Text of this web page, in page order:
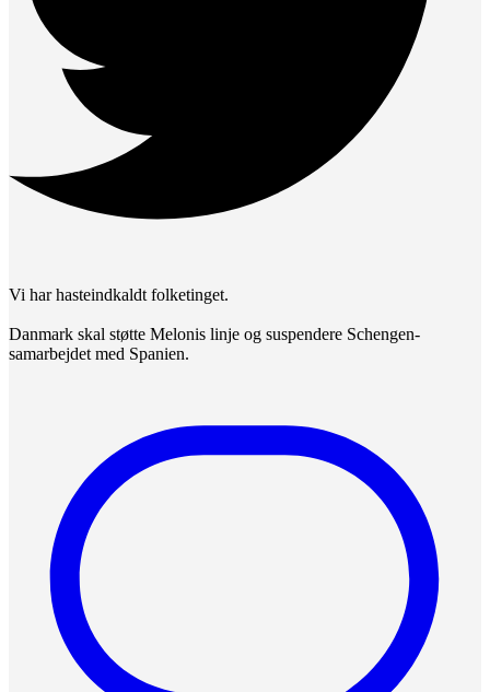
Vi har hasteindkaldt folketinget.
Danmark skal støtte Melonis linje og suspendere Schengen-
samarbejdet med Spanien.